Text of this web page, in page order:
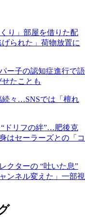
り」部屋を借りた配
られた」荷物放置に
ー子の認知症進行で語
たことも
続々…SNSでは「檀れ
ドリフの絆”…肥後克
はセーラーズとの「コ
クターの “吐いた息”
ンネル変えた」一部視